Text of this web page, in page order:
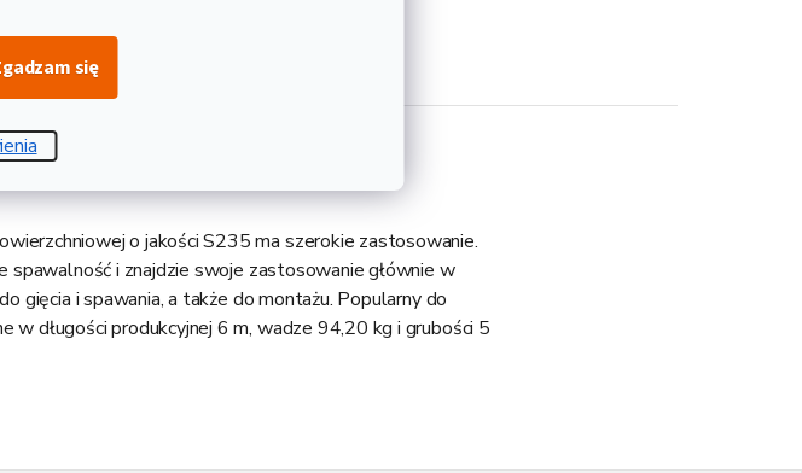
się
o jakości S235 ma szerokie zastosowanie.
i znajdzie swoje zastosowanie głównie w
gięcia i spawania, a także do montażu. Popularny do
w długości produkcyjnej 6 m, wadze 94,20 kg i grubości 5